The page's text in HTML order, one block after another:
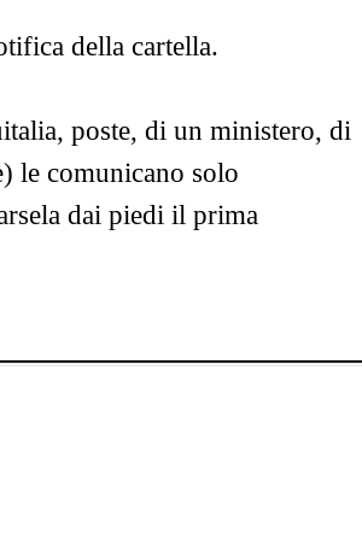
della cartella.
poste, di un ministero, di
le comunicano solo
dai piedi il prima